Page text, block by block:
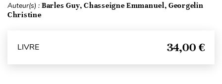
Auteur(s) : Barles Guy, Chasseigne Emmanuel, Georgelin
Christine
LIVRE 34,00 €